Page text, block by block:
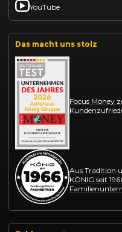
YouTube
Das macht uns stolz
Focus Money
Aus Tradition
KÖNIG seit